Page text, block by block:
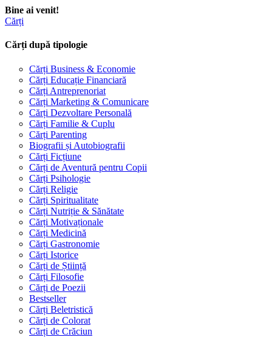
Bine ai venit!
Cărți
Cărți după tipologie
Cărți Business & Economie
Cărți Educație Financiară
Cărți Antreprenoriat
Cărți Marketing & Comunicare
Cărți Dezvoltare Personală
Cărți Familie & Cuplu
Cărți Parenting
Biografii și Autobiografii
Cărți Ficțiune
Cărți de Aventură pentru Copii
Cărți Psihologie
Cărți Religie
Cărți Spiritualitate
Cărți Nutriție & Sănătate
Cărți Motivaționale
Cărți Medicină
Cărți Gastronomie
Cărți Istorice
Cărți de Știință
Cărți Filosofie
Cărți de Poezii
Bestseller
Cărți Beletristică
Cărți de Colorat
Cărți de Crăciun